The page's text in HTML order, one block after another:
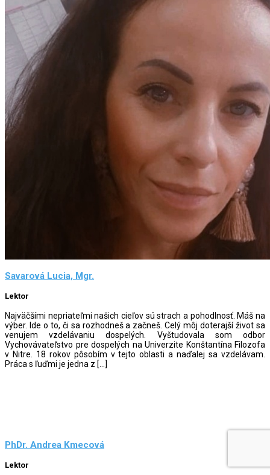
Savarová Lucia, Mgr.
Lektor
Najväčšími nepriateľmi našich cieľov sú strach a pohodlnosť. Máš na
výber. Ide o to, či sa rozhodneš a začneš. Celý môj doterajší život sa
venujem vzdelávaniu dospelých. Vyštudovala som odbor
Vychovávateľstvo pre dospelých na Univerzite Konštantína Filozofa
v Nitre. 18 rokov pôsobím v tejto oblasti a naďalej sa vzdelávam.
Práca s ľuďmi je jedna z […]
PhDr. Andrea Kmecová
Lektor